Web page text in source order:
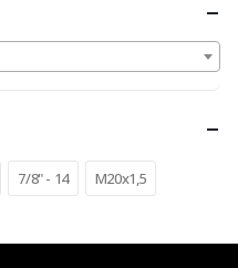
7/8" - 14 M20x1,5